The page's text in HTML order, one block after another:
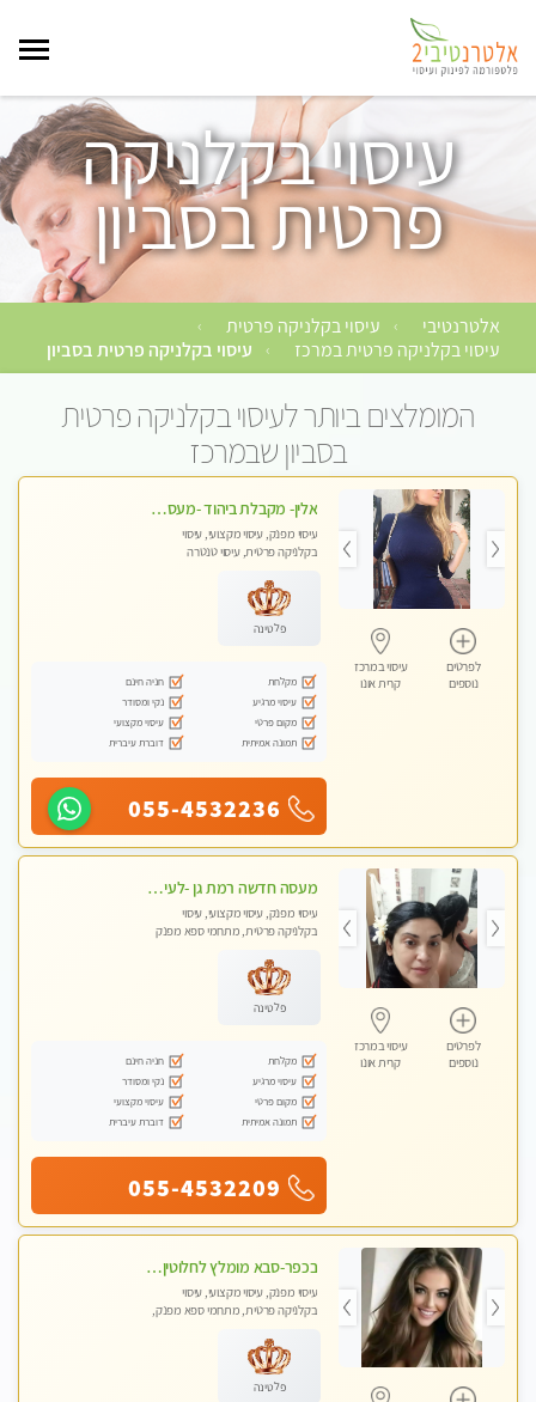
עיסוי בקלניקה
פרטית בסביון
אלטרנטיבי › עיסוי בקלניקה פרטית ›
עיסוי בקלניקה פרטית במרכז › עיסוי בקלניקה פרטית בסביון
המומלצים ביותר לעיסוי בקלניקה פרטית
בסביון שבמרכז
לפרטים
נוספים
עיסוי במרכז
קרית אונו
אלין- מקבלת ביהוד -מעסה פרטית ואיכותית לבד ביהוד . עיסוי מפנק איכותי מקצועי אצלי ביהוד
עיסוי מפנק, עיסוי מקצועי, עיסוי
בקלניקה פרטית, עיסוי טנטרה
פלטינה
מקלחת
חניה חינם
עיסוי מרגיע
נקי ומסודר
מקום פרטי
עיסוי מקצועי
תמונה אמיתית
דוברת עיברית
055-4532236
לפרטים
נוספים
עיסוי במרכז
קרית אונו
מעסה חדשה רמת גן -לעיסוי מיוחד ואיכותי מקום פרטי ואינטימי ושקט מומלץ לחלוטין!!
עיסוי מפנק, עיסוי מקצועי, עיסוי
בקלניקה פרטית, מתחמי ספא מפנק
פלטינה
מקלחת
חניה חינם
עיסוי מרגיע
נקי ומסודר
מקום פרטי
עיסוי מקצועי
תמונה אמיתית
דוברת עיברית
055-4532209
בכפר-סבא מומלץ לחלוטין!!!! מעסה מקצועית לעיסוי ברמה גבוהה VIP תתקשר .....
עיסוי מפנק, עיסוי מקצועי, עיסוי
בקלניקה פרטית, מתחמי ספא מפנק,
פלטינה